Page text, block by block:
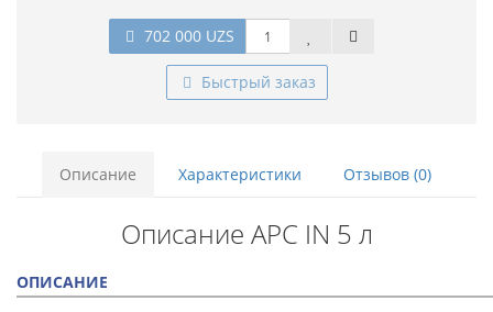
702 000 UZS
Быстрый заказ
Описание Характеристики Отзывов (0)
Описание APC IN 5 л
ОПИСАНИЕ